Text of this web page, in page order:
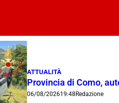
ATTUALITÀ
Provincia di Como,
06/08/202619:48 Redazione